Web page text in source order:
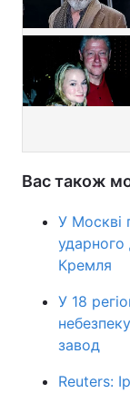
Вас також
У Москві
ударного
Кремля
У 18
завод
Reuters: